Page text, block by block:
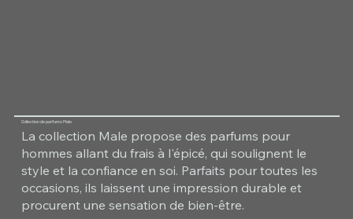
Collection de parfums Male
La collection Male propose des parfums pour
hommes allant du frais à l'épicé, qui soulignent le
style et la confiance en soi. Parfaits pour toutes les
occasions, ils laissent une impression durable et
procurent une sensation de bien-être.